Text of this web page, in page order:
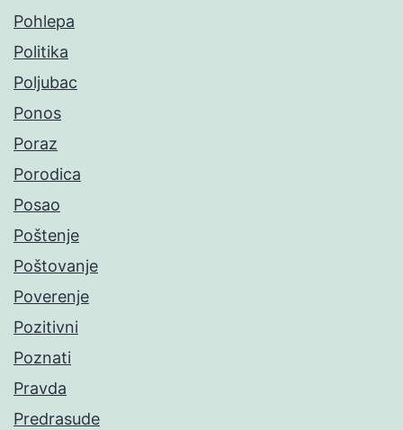
Pohlepa
Politika
Poljubac
Ponos
Poraz
Porodica
Posao
Poštenje
Poštovanje
Poverenje
Pozitivni
Poznati
Pravda
Predrasude